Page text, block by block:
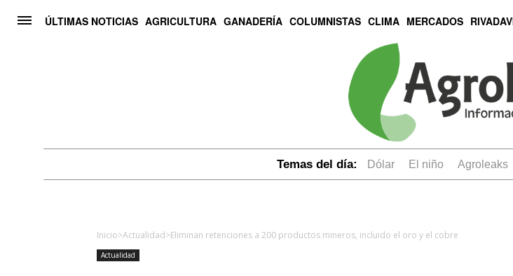
ÚLTIMAS NOTICIAS AGRICULTURA GANADERÍA COLUMNISTAS CLIMA MERCADOS
Temas del día: dólar el niño Agroleaks
Inicio>Actualidad>Eliminan retenciones a 200 productos mineros, incluido el oro y el cobre
Actualidad